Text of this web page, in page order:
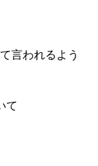
言われるよう
て